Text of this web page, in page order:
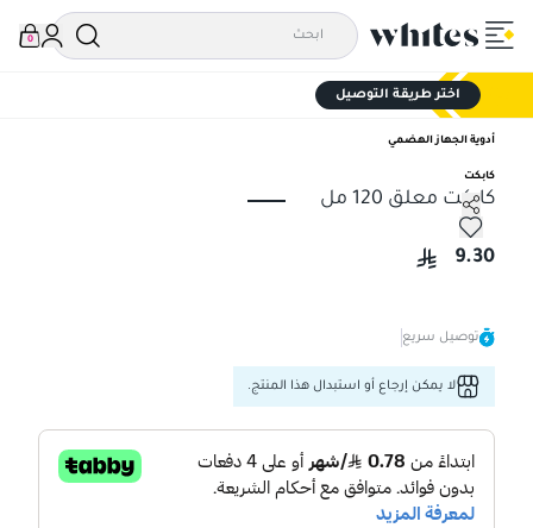
0
اختر طريقة التوصيل
أدوية الجهاز الهضمي
كابكت
كابكت معلق 120 مل
كابكت معلق 120 مل
9.30
توصيل سريع
لا يمكن إرجاع أو استبدال هذا المنتج.